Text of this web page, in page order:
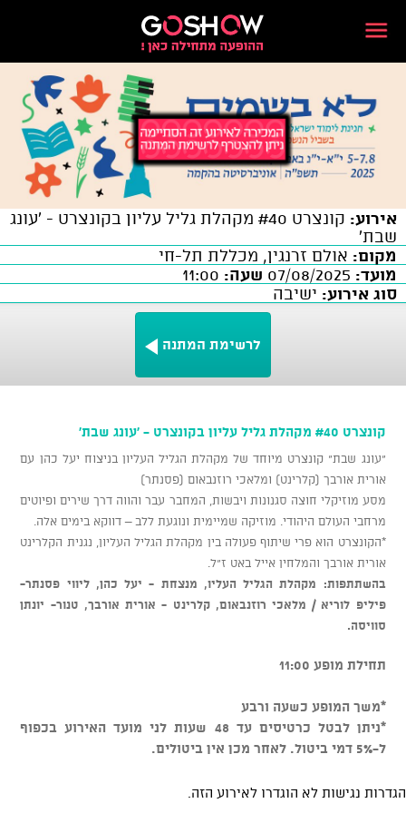
אירוע:
קונצרט #40 מקהלת גליל עליון בקונצרט - 'עונג
שבת'
מקום: אולם זרנגין, מכללת תל-חי
מועד:
שעה:
סוג אירוע: ישיבה
לרשימת המתנה
קונצרט #40 מקהלת גליל עליון בקונצרט - 'עונג שבת'
"עונג שבת" קונצרט מיוחד של מקהלת הגליל העליון בניצוח יעל כהן עם
אורית אורבך (קלרינט) ומלאכי רוזנבאום (פסנתר)
מסע מוזיקלי חוצה סגנונות ויבשות, המחבר עבר והווה דרך שירים ופיוטים
מרחבי העולם היהודי. מוזיקה שמיימית ונוגעת ללב – דווקא בימים אלה.
*הקונצרט הוא פרי שיתוף פעולה בין מקהלת הגליל העליון, נגנית הקלרינט
אורית אורבך והמלחין אייל באט ז"ל.
בהשתתפות: מקהלת הגליל העליו, מנצחת - יעל כהן, ליווי פסנתר-
פיליפ לוריא / מלאכי רוזנבאום, קלרינט - אורית אורבך, טנור- יונתן
סוויסה.
תחילת מופע 11:00
*משך המופע כשעה ורבע
*ניתן לבטל כרטיסים עד 48 שעות לני מועד האירוע בכפוף
ל-5% דמי ביטול. לאחר מכן אין ביטולים.
הגדרות נגישות לא הוגדרו לאירוע הזה.